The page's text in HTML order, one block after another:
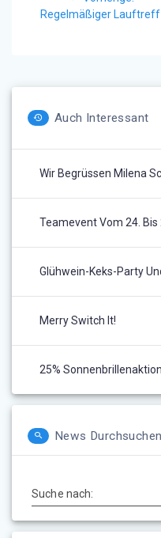
Regelmäßiger Lauftreff
Auch Interessant
Wir Begrüssen Milena
Teamevent Vom 24. Bis
Glühwein-Keks-Party
Merry Switch It!
25% Sonnenbrillenaktion
News Durchsuchen
Suche nach: